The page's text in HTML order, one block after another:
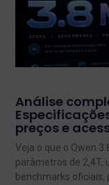
Análise
preços e
Veja o que o Qwen
parâmetros de 2,4T,
benchmarks oficiais,